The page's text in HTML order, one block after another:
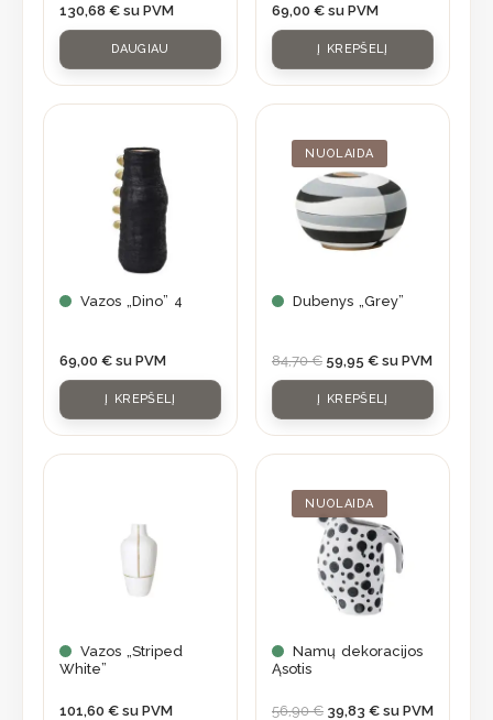
130,68 € su PVM
DAUGIAU
69,00 € su PVM
Į KREPŠELĮ
Vazos „Dino” 4
69,00 € su PVM
Į KREPŠELĮ
NUOLAIDA
Dubenys „Grey”
84,70€
was:
84,70 €.
59,95 €
is:
su PVM
Į KREPŠELĮ
Vazos „Striped
White”
101,60 € su PVM
NUOLAIDA
Namų dekoracijos
Ąsotis
56,90€
was:
56,90 €.
39,83 €
is:
su PVM